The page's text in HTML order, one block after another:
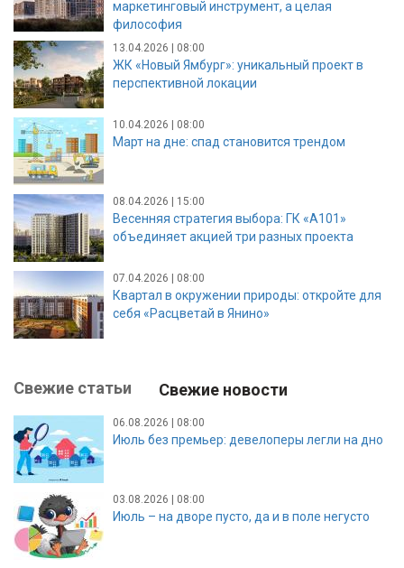
маркетинговый инструмент, а целая
философия
13.04.2026 | 08:00
ЖК «Новый Ямбург»: уникальный проект в
перспективной локации
10.04.2026 | 08:00
Март на дне: спад становится трендом
08.04.2026 | 15:00
Весенняя стратегия выбора: ГК «А101»
объединяет акцией три разных проекта
07.04.2026 | 08:00
Квартал в окружении природы: откройте для
себя «Расцветай в Янино»
Свежие статьи Свежие новости
06.08.2026 | 08:00
Июль без премьер: девелоперы легли на дно
03.08.2026 | 08:00
Июль – на дворе пусто, да и в поле негусто